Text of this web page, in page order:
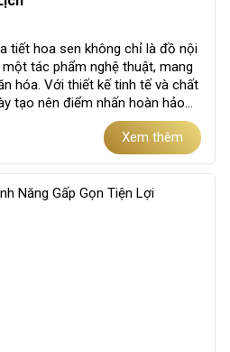
tiết hoa sen không chỉ là đồ nội
tác phẩm nghệ thuật, mang
hóa. Với thiết kế tinh tế và chất
tạo nên điểm nhấn hoàn hảo
Xem thêm